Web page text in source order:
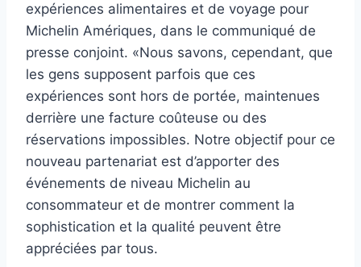
expériences alimentaires et de voyage pour
Michelin Amériques, dans le communiqué de
presse conjoint. «Nous savons, cependant, que
les gens supposent parfois que ces
expériences sont hors de portée, maintenues
derrière une facture coûteuse ou des
réservations impossibles. Notre objectif pour ce
nouveau partenariat est d’apporter des
événements de niveau Michelin au
consommateur et de montrer comment la
sophistication et la qualité peuvent être
appréciées par tous.